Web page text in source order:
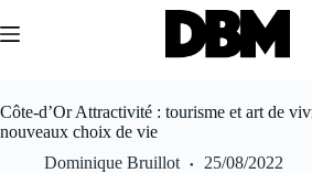
contenu
Côte-d’Or Attractivité : tourisme et art de
nouveaux choix de vie
Dominique Bruillot
25/08/2022